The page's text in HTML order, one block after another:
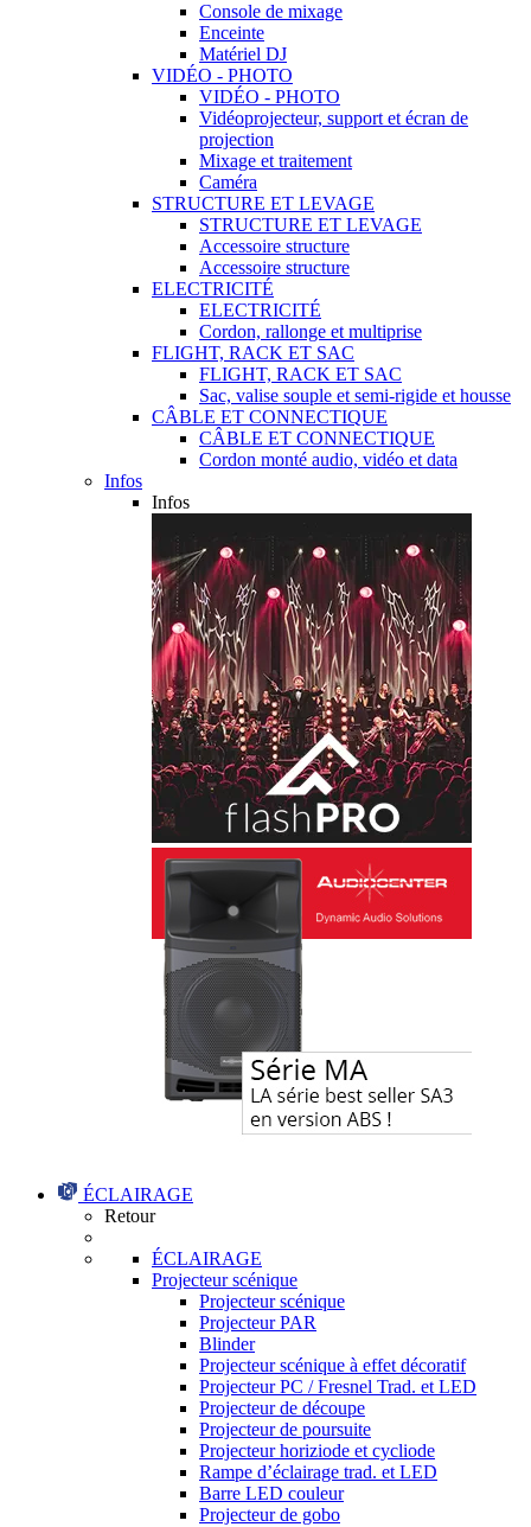
Console de mixage
Enceinte
Matériel DJ
VIDÉO - PHOTO
VIDÉO - PHOTO
Vidéoprojecteur, support et écran de
projection
Mixage et traitement
Caméra
STRUCTURE ET LEVAGE
STRUCTURE ET LEVAGE
Accessoire structure
Accessoire structure
ELECTRICITÉ
ELECTRICITÉ
Cordon, rallonge et multiprise
FLIGHT, RACK ET SAC
FLIGHT, RACK ET SAC
Sac, valise souple et semi-rigide et housse
CÂBLE ET CONNECTIQUE
CÂBLE ET CONNECTIQUE
Cordon monté audio, vidéo et data
Infos
Infos
ÉCLAIRAGE
Retour
ÉCLAIRAGE
Projecteur scénique
Projecteur scénique
Projecteur PAR
Blinder
Projecteur scénique à effet décoratif
Projecteur PC / Fresnel Trad. et LED
Projecteur de découpe
Projecteur de poursuite
Projecteur horiziode et cycliode
Rampe d’éclairage trad. et LED
Barre LED couleur
Projecteur de gobo